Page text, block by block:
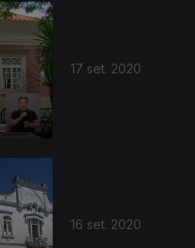
17 set. 2020
16 set. 2020